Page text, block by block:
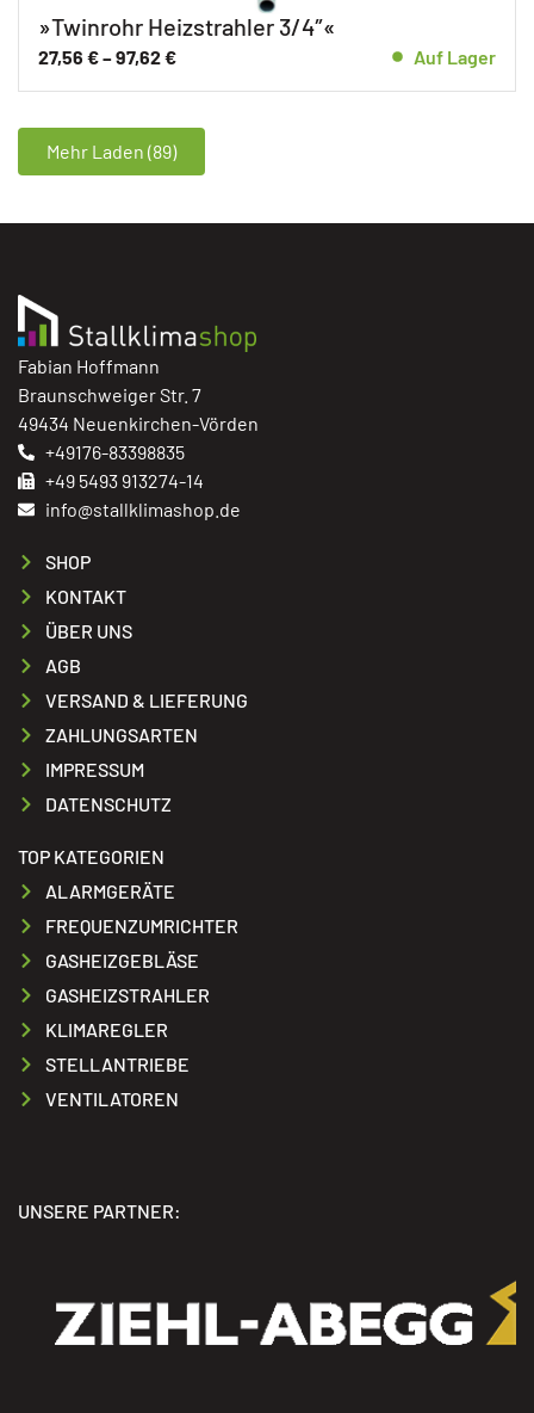
»Twinrohr Heizstrahler 3/4″«
27,56 €–97,62 € Auf Lager
Mehr Laden (89)
Fabian Hoffmann
Braunschweiger Str. 7
49434 Neuenkirchen-Vörden
+49176-83398835
+49 5493 913274-14
info@stallklimashop.de
SHOP
KONTAKT
ÜBER UNS
AGB
VERSAND & LIEFERUNG
ZAHLUNGSARTEN
IMPRESSUM
DATENSCHUTZ
TOP KATEGORIEN
ALARMGERÄTE
FREQUENZUMRICHTER
GASHEIZGEBLÄSE
GASHEIZSTRAHLER
KLIMAREGLER
STELLANTRIEBE
VENTILATOREN
UNSERE PARTNER: